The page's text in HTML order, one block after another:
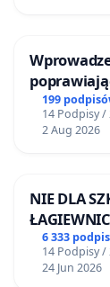
199
14 Podpisy
2 Aug 2026
NIE DLA
6 333
14 Podpisy
24 Jun 2026